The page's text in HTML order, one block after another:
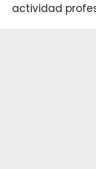
actividad